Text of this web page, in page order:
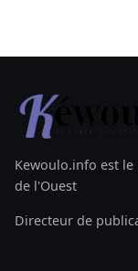
Kewoulo.info est
de l'Ouest
Directeur de